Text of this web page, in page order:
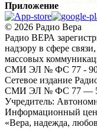
Приложение
© 2026 Радио Вера
Радио ВЕРА
надзору в сфере
массовых
СМИ ЭЛ № ФС 77 -
Сетевое издание
СМИ ЭЛ № ФС 77 —
Учредитель:
Информационный
«Вера, надежда,